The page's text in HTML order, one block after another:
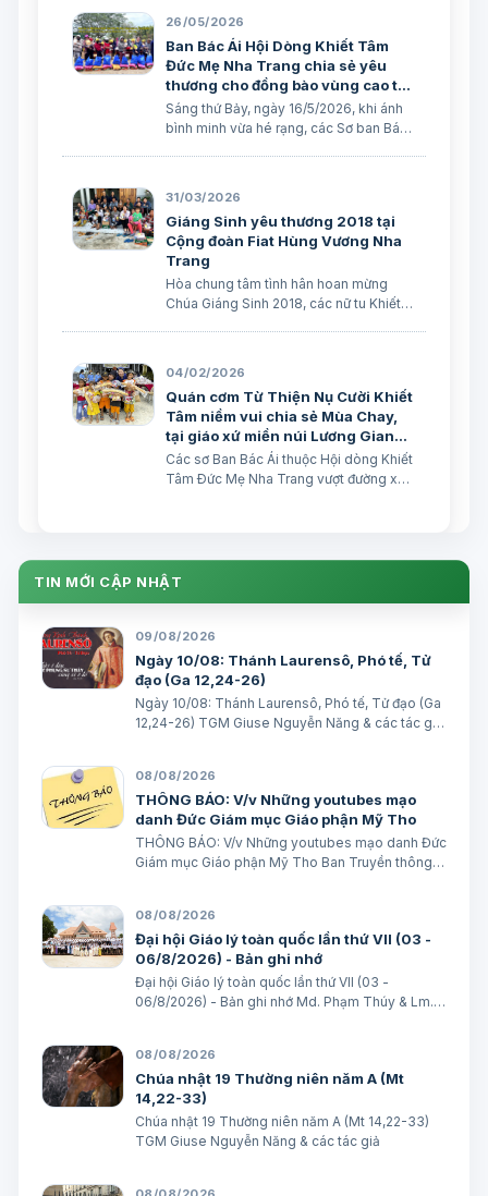
Nha Trang.
26/05/2026
Ban Bác Ái Hội Dòng Khiết Tâm
Đức Mẹ Nha Trang chia sẻ yêu
thương cho đồng bào vùng cao tại
Buôn Ea Drai – Đăk Lăk
Sáng thứ Bảy, ngày 16/5/2026, khi ánh
bình minh vừa hé rạng, các Sơ ban Bác
được góp từ sự quảng đại nâng đỡ của
quý ân nhân đến với vùng sơn cước.
31/03/2026
Giáng Sinh yêu thương 2018 tại
Cộng đoàn Fiat Hùng Vương Nha
Trang
Hòa chung tâm tình hân hoan mừng
Chúa Giáng Sinh 2018, các nữ tu Khiết
neo đơn và các gia đình khó khăn
không phân biệt tôn giáo.
04/02/2026
Quán cơm Từ Thiện Nụ Cười Khiết
Tâm niềm vui chia sẻ Mùa Chay,
tại giáo xứ miền núi Lương Giang,
Gp Nha Trang
Các sơ Ban Bác Ái thuộc Hội dòng Khiết
Tâm Ðức Mẹ Nha Trang vượt đường xa
từ thiện Nụ Cười Khiết Tâm phục vụ.
TIN MỚI CẬP NHẬT
09/08/2026
Ngày 10/08: Thánh Laurensô, Phó tế, Tử
đạo (Ga 12,24-26)
Ngày 10/08: Thánh Laurensô, Phó tế, Tử đạo (Ga
12,24-26) TGM Giuse Nguyễn Năng & các tác giả
dâng hiến, thì được Thiên C…
08/08/2026
THÔNG BÁO: V/v Những youtubes mạo
danh Đức Giám mục Giáo phận Mỹ Tho
THÔNG BÁO: V/v Những youtubes mạo danh Đức
Giám mục Giáo phận Mỹ Tho Ban Truyền thông
Những youtubes mạo danh Đức Giám mục Giáo
phận Mỹ Tho Những…
08/08/2026
Đại hội Giáo lý toàn quốc lần thứ VII (03 -
06/8/2026) - Bản ghi nhớ
Đại hội Giáo lý toàn quốc lần thứ VII (03 -
06/8/2026) - Bản ghi nhớ Md. Phạm Thúy & Lm.
08/08/2026
Chúa nhật 19 Thường niên năm A (Mt
14,22-33)
Chúa nhật 19 Thường niên năm A (Mt 14,22-33)
TGM Giuse Nguyễn Năng & các tác giả